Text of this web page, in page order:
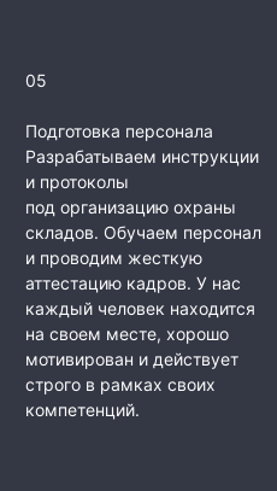
05
Подготовка персонала
Разрабатываем инструкции
и протоколы
под организацию охраны
складов. Обучаем персонал
и проводим жесткую
аттестацию кадров. У нас
каждый человек находится
на своем месте, хорошо
мотивирован и действует
строго в рамках своих
компетенций.